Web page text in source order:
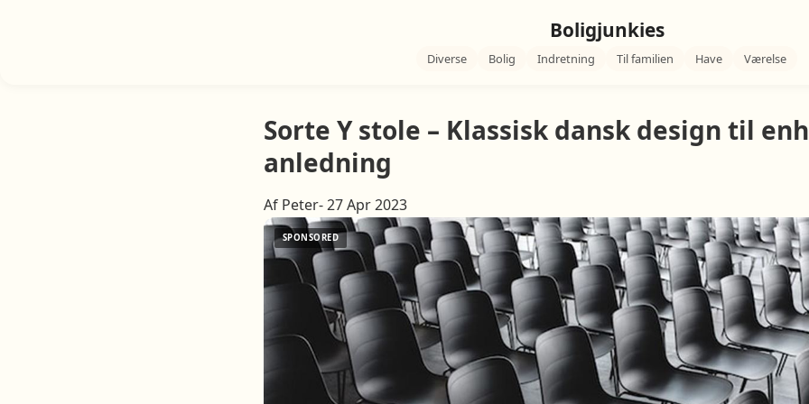
Boligjunkies
Diverse Bolig Indretning Til familien Have Værelse
Sorte Y stole – Klassisk dansk design til
anledning
Af Peter- 27 Apr 2023